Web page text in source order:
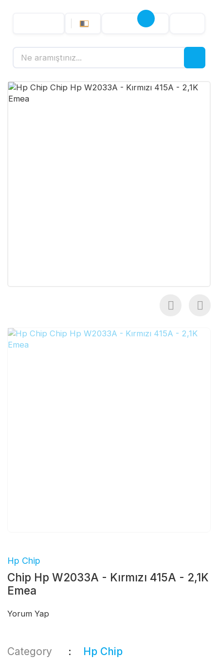
Hp Chip
Chip Hp W2033A - Kırmızı 415A - 2,1K
Emea
Yorum Yap
Category
Hp Chip